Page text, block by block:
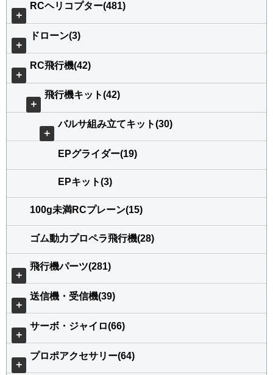
＋
RCヘリコプター(481)
＋
ドローン(3)
＋
RC飛行機(42)
＋
飛行機キット(42)
＋
バルサ組み立てキット(30)
EPグライダー(19)
EPキット(3)
100g未満RCプレーン(15)
ゴム動力プロペラ飛行機(28)
＋
飛行機パーツ(281)
＋
送信機・受信機(39)
＋
サーボ・ジャイロ(66)
＋
プロポアクセサリー(64)